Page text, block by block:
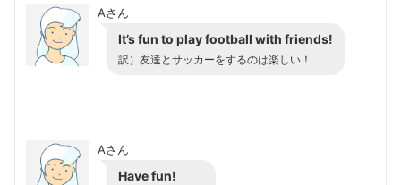
Aさん
It’s fun to play football with friends!
訳）友達とサッカーをするのは楽しい！
Aさん
Have fun!